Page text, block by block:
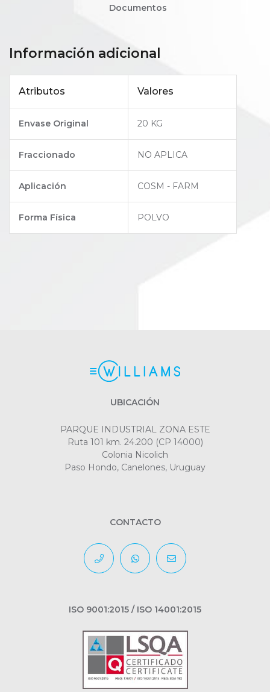
Documentos
Información adicional
Atributos Valores
Envase Original 20 KG
Fraccionado NO APLICA
Aplicación COSM - FARM
Forma Física POLVO
UBICACIÓN
PARQUE INDUSTRIAL ZONA ESTE
Ruta 101 km. 24.200 (CP 14000)
Colonia Nicolich
Paso Hondo, Canelones, Uruguay
CONTACTO
ISO 9001:2015 / ISO 14001:2015